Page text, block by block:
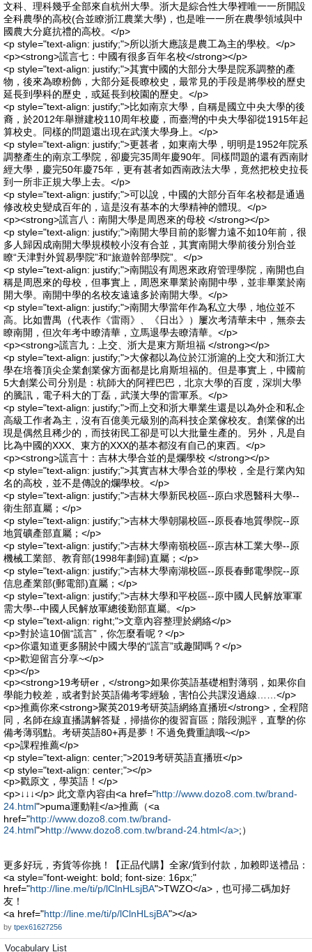
文科、理科幾乎全部來自杭州大學。浙大是綜合性大學裡唯一一所開設
全科農學的高校(合並瞭浙江農業大學)，也是唯一一所在農學領域與中
國農大分庭抗禮的高校。</p>
<p style="text-align: justify;">所以浙大應該是農工為主的學校。</p>
<p><strong>謊言七：中國有很多百年名校</strong></p>
<p style="text-align: justify;">其實中國的大部分大學是院系調整的產
物，後來為瞭粉飾，大部分延長瞭校史，最常見的手段是將學校的歷史
延長到學科的歷史，或延長到校園的歷史。</p>
<p style="text-align: justify;">比如南京大學，自稱是國立中央大學的後
裔，於2012年舉辦建校110周年校慶，而臺灣的中央大學卻從1915年起
算校史。同樣的問題還出現在武漢大學身上。</p>
<p style="text-align: justify;">更甚者，如東南大學，明明是1952年院系
調整產生的南京工學院，卻慶完35周年慶90年。同樣問題的還有西南財
經大學，慶完50年慶75年，更有甚者如西南政法大學，竟然把校史拉長
到一所非正規大學上去。</p>
<p style="text-align: justify;">可以說，中國的大部分百年名校都是通過
修改校史變成百年的，這是沒有基本的大學精神的體現。</p>
<p><strong>謊言八：南開大學是周恩來的母校 </strong></p>
<p style="text-align: justify;">南開大學目前的影響力遠不如10年前，很
多人歸因成南開大學規模較小沒有合並，其實南開大學前後分別合並
瞭“天津對外貿易學院”和“旅遊幹部學院”。</p>
<p style="text-align: justify;">南開設有周恩來政府管理學院，南開也自
稱是周恩來的母校，但事實上，周恩來畢業於南開中學，並非畢業於南
開大學。南開中學的名校友遠遠多於南開大學。</p>
<p style="text-align: justify;">南開大學當年作為私立大學，地位並不
高。比如曹禺（代表作《雷雨》、《日出》）屢次考清華未中，無奈去
瞭南開，但次年考中瞭清華，立馬退學去瞭清華。</p>
<p><strong>謊言九：上交、浙大是東方斯坦福 </strong></p>
<p style="text-align: justify;">大傢都以為位於江浙滬的上交大和浙江大
學在培養頂尖企業創業傢方面都是比肩斯坦福的。但是事實上，中國前
5大創業公司分別是：杭師大的阿裡巴巴，北京大學的百度，深圳大學
的騰訊，電子科大的丁磊，武漢大學的雷軍系。</p>
<p style="text-align: justify;">而上交和浙大畢業生還是以為外企和私企
高級工作者為主，沒有百億美元級別的高科技企業傢校友。創業傢的出
現是偶然且稀少的，而技術民工卻是可以大批量生產的。另外，凡是自
比為中國的XXX、東方的XXX的基本都沒有自己的東西。</p>
<p><strong>謊言十：吉林大學合並的是爛學校 </strong></p>
<p style="text-align: justify;">其實吉林大學合並的學校，全是行業內知
名的高校，並不是傳說的爛學校。</p>
<p style="text-align: justify;">吉林大學新民校區--原白求恩醫科大學--
衛生部直屬；</p>
<p style="text-align: justify;">吉林大學朝陽校區--原長春地質學院--原
地質礦產部直屬；</p>
<p style="text-align: justify;">吉林大學南嶺校區--原吉林工業大學--原
機械工業部、教育部(1998年劃歸)直屬；</p>
<p style="text-align: justify;">吉林大學南湖校區--原長春郵電學院--原
信息產業部(郵電部)直屬；</p>
<p style="text-align: justify;">吉林大學和平校區--原中國人民解放軍軍
需大學--中國人民解放軍總後勤部直屬。</p>
<p style="text-align: right;">文章內容整理於網絡</p>
<p>對於這10個“謊言”，你怎麼看呢？</p>
<p>你還知道更多關於中國大學的“謊言”或趣聞嗎？</p>
<p>歡迎留言分享~</p>
<p></p>
<p><strong>19考研er，</strong>如果你英語基礎相對薄弱，如果你自
學能力較差，或者對於英語備考零經驗，害怕公共課沒過線……</p>
<p>推薦你來<strong>聚英2019考研英語網絡直播班</strong>，全程陪
同，名師在線直播講解答疑，掃描你的復習盲區；階段測評，直擊的你
備考薄弱點。考研英語80+再是夢！不過免費重讀哦~</p>
<p>課程推薦</p>
<p style="text-align: center;">2019考研英語直播班</p>
<p style="text-align: center;"></p>
<p>戳原文，學英語！</p>
<p>↓↓↓</p> 此文章內容由<a href="http://www.dozo8.com.tw/brand-
24.html">puma運動鞋</a>推薦（<a
href="http://www.dozo8.com.tw/brand-
24.html">http://www.dozo8.com.tw/brand-24.html</a>;）
更多好玩，夯貨等你挑！【正品代購】全家/貨到付款，加赖即送禮品：
<a style="font-weight: bold; font-size: 16px;"
href="http://line.me/ti/p/lClnHLsjBA">TWZO</a>，也可掃二碼加好
友！
<a href="http://line.me/ti/p/lClnHLsjBA"></a>
by tpex61627256
Vocabulary List